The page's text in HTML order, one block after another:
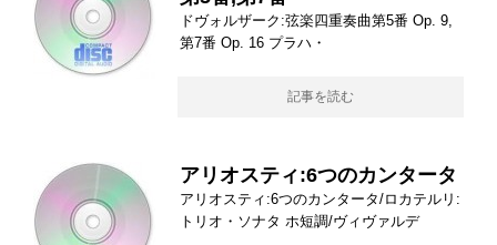
ドヴォルザーク:弦楽四重奏曲第5番 Op. 9,
第7番 Op. 16 プラハ・
記事を読む
アリオスティ:6つのカンタータ
アリオスティ:6つのカンタータ/ロカテルリ:
トリオ・ソナタ ホ短調/ヴィヴァルデ